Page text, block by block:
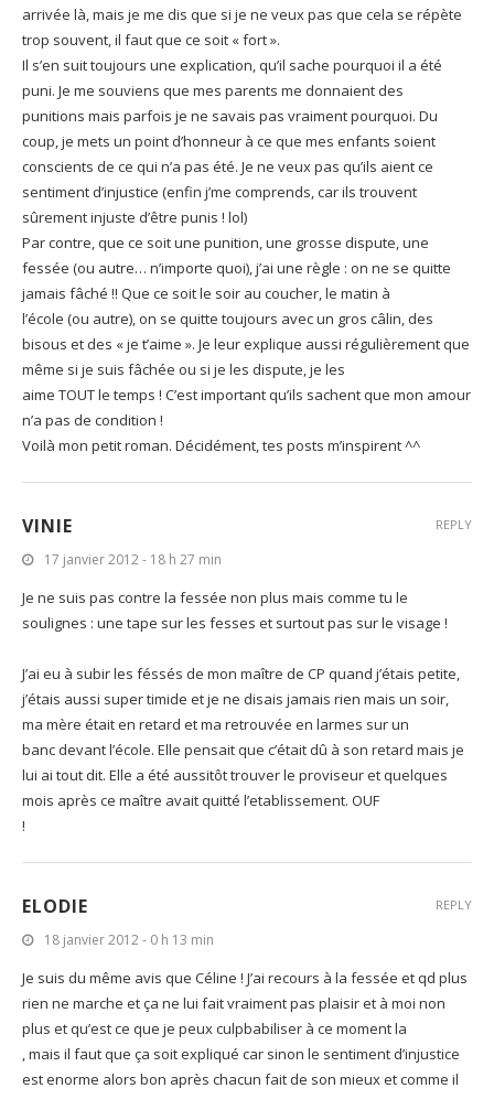
arrivée là, mais je me dis que si je ne veux pas que cela se répète
trop souvent, il faut que ce soit « fort ».
Il s’en suit toujours une explication, qu’il sache pourquoi il a été
puni. Je me souviens que mes parents me donnaient des
punitions mais parfois je ne savais pas vraiment pourquoi. Du
coup, je mets un point d’honneur à ce que mes enfants soient
conscients de ce qui n’a pas été. Je ne veux pas qu’ils aient ce
sentiment d’injustice (enfin j’me comprends, car ils trouvent
sûrement injuste d’être punis ! lol)
Par contre, que ce soit une punition, une grosse dispute, une
fessée (ou autre… n’importe quoi), j’ai une règle : on ne se quitte
jamais fâché !! Que ce soit le soir au coucher, le matin à
l’école (ou autre), on se quitte toujours avec un gros câlin, des
bisous et des « je t’aime ». Je leur explique aussi régulièrement que
même si je suis fâchée ou si je les dispute, je les
aime TOUT le temps ! C’est important qu’ils sachent que mon amour
n’a pas de condition !
Voilà mon petit roman. Décidément, tes posts m’inspirent ^^
VINIE
17 janvier 2012 - 18 h 27 min
Je ne suis pas contre la fessée non plus mais comme tu le
soulignes : une tape sur les fesses et surtout pas sur le visage !
J’ai eu à subir les féssés de mon maître de CP quand j’étais petite,
j’étais aussi super timide et je ne disais jamais rien mais un soir,
ma mère était en retard et ma retrouvée en larmes sur un
banc devant l’école. Elle pensait que c’était dû à son retard mais je
lui ai tout dit. Elle a été aussitôt trouver le proviseur et quelques
mois après ce maître avait quitté l’etablissement. OUF
!
REPLY
ELODIE
18 janvier 2012 - 0 h 13 min
Je suis du même avis que Céline ! J’ai recours à la fessée et qd plus
rien ne marche et ça ne lui fait vraiment pas plaisir et à moi non
plus et qu’est ce que je peux culpbabiliser à ce moment la
, mais il faut que ça soit expliqué car sinon le sentiment d’injustice
est enorme alors bon après chacun fait de son mieux et comme il
REPLY